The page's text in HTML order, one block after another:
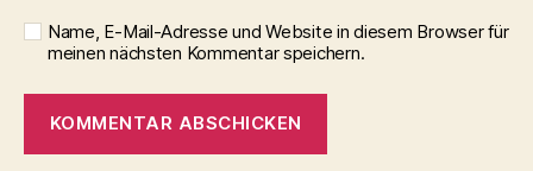
Name, E-Mail-Adresse und Website in diesem Browser für
meinen nächsten Kommentar speichern.